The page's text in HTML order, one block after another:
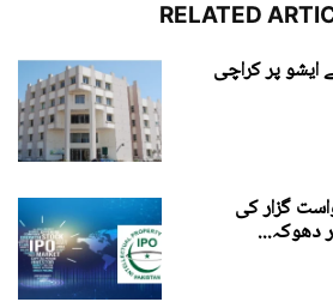
RELATED
ایشو پر کراچی
گزار کی
دھوکہ...